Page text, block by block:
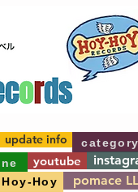
youtube
Hoy pomace
update info